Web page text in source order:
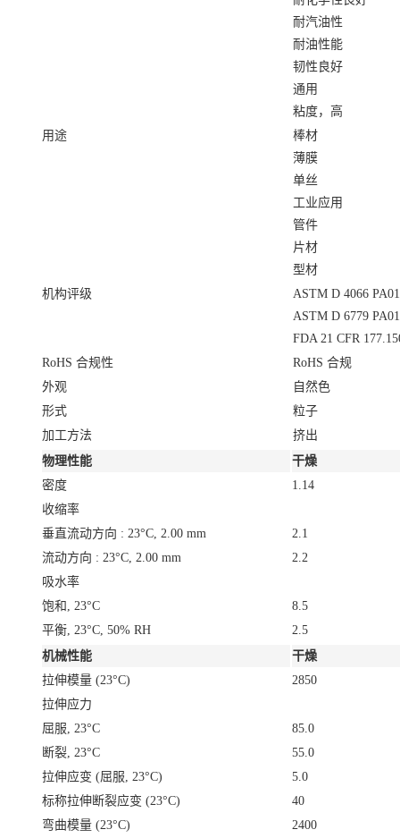
耐汽油性
耐油性能
韧性良好
通用
粘度，高
用途
棒材
薄膜
单丝
工业应用
管件
片材
型材
机构评级
ASTM D 4066
ASTM D 6779
FDA 21 CFR
RoHS 合规性
RoHS 合规
外观
自然色
形式
粒子
加工方法
挤出
物理性能
干燥
密度
1.14
收缩率
垂直流动方向 : 23°C, 2.00 mm
2.1
流动方向 : 23°C, 2.00 mm
2.2
吸水率
饱和, 23°C
8.5
平衡, 23°C, 50% RH
2.5
机械性能
干燥
拉伸模量 (23°C)
2850
拉伸应力
屈服, 23°C
85.0
断裂, 23°C
55.0
拉伸应变 (屈服, 23°C)
5.0
标称拉伸断裂应变 (23°C)
40
弯曲模量 (23°C)
2400